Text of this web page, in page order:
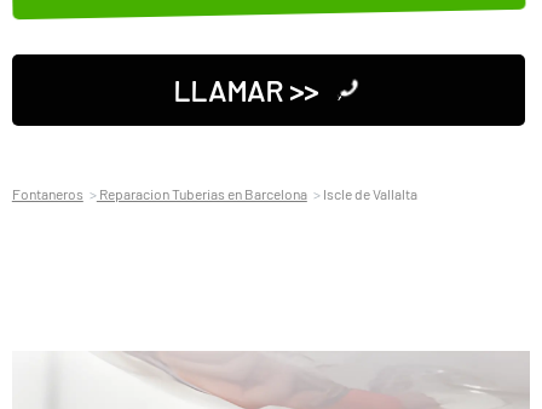
LLAMAR >>
Fontaneros Reparacion Tuberias en Barcelona Iscle de Vallalta